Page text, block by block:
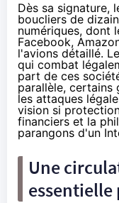
Dès sa signature,
boucliers de
numériques, dont
Facebook,
l'avions détaillé.
qui combat
part de ces
parallèle, certains
les attaques
vision si
financiers et la
parangons d'un
Une
essentielle